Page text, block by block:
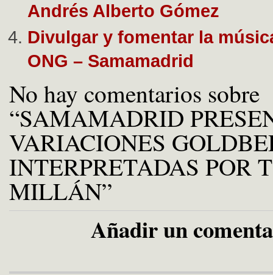
Andrés Alberto Gómez
Divulgar y fomentar la
ONG – Samamadrid
No hay comentarios sobre
“SAMAMADRID
VARIACIONES
INTERPRETADAS POR
MILLÁN”
Añadir un